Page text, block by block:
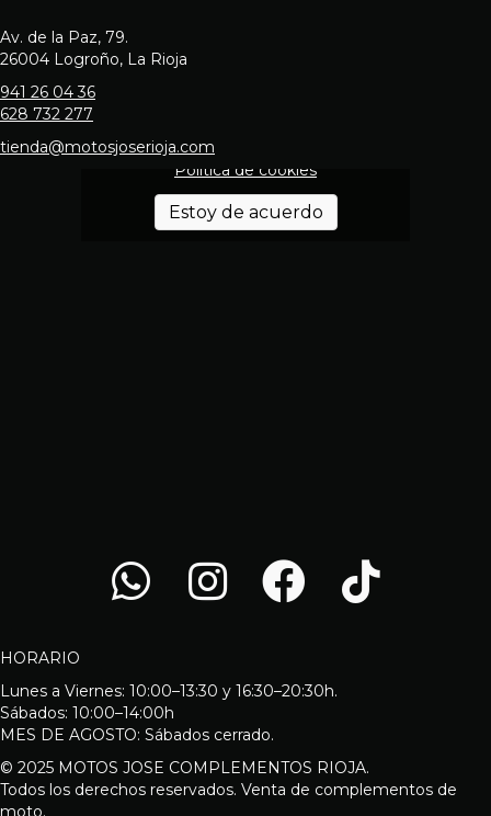
Av. de la Paz, 79.
26004 Logroño, La Rioja
941 26 04 36
628 732 277
tienda@motosjoserioja.comactivar Google maps
Política de cookies
Estoy de acuerdo
HORARIO
Lunes a Viernes: 10:00–13:30 y 16:30–20:30h.
Sábados: 10:00–14:00h
MES DE AGOSTO: Sábados cerrado.
© 2025 MOTOS JOSE COMPLEMENTOS RIOJA.
Todos los derechos reservados. Venta de complementos de
moto.